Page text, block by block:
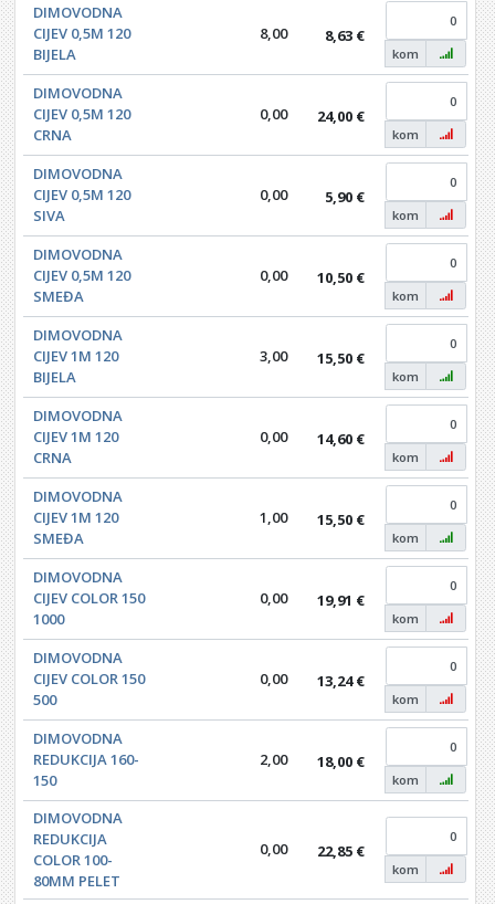
DIMOVODNA
CIJEV 0,5M 120
BIJELA
8,00 8,63 €
kom
DIMOVODNA
CIJEV 0,5M 120
CRNA
0,00 24,00 €
kom
DIMOVODNA
CIJEV 0,5M 120
SIVA
0,00 5,90 €
kom
DIMOVODNA
CIJEV 0,5M 120
SMEĐA
0,00 10,50 €
kom
DIMOVODNA
CIJEV 1M 120
BIJELA
3,00 15,50 €
kom
DIMOVODNA
CIJEV 1M 120
CRNA
0,00 14,60 €
kom
DIMOVODNA
CIJEV 1M 120
SMEĐA
1,00 15,50 €
kom
DIMOVODNA
CIJEV COLOR 150
1000
0,00 19,91 €
kom
DIMOVODNA
CIJEV COLOR 150
500
0,00 13,24 €
kom
DIMOVODNA
REDUKCIJA 160-
150
2,00 18,00 €
kom
DIMOVODNA
REDUKCIJA
COLOR 100-
80MM PELET
0,00 22,85 €
kom